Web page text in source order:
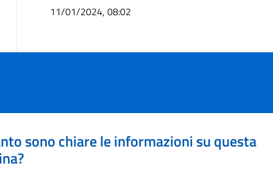
11/01/2024, 08:02
sono chiare le informazioni su questa